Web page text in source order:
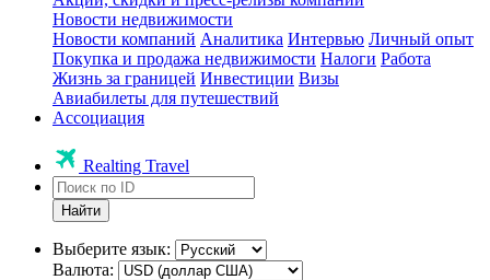
Новости недвижимости
Новости компаний Аналитика Интервью Личный опыт
Покупка и продажа недвижимости Налоги Работа
Жизнь за границей Инвестиции Визы
Авиабилеты для путешествий
Ассоциация
Realting Travel
Найти
Выберите язык:
Валюта: